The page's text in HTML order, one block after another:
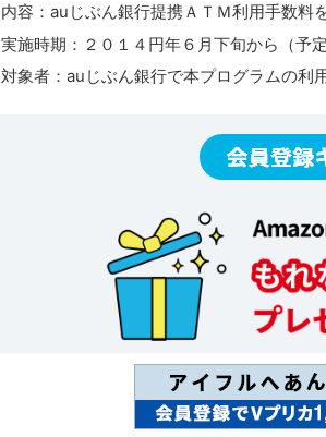
内容：auじぶん銀行提携ＡＴＭ利用手数料
実施時期：２０１４円年６月下旬から（予定
対象者：auじぶん銀行で本プログラムの利